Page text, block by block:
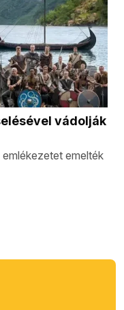
vádolják
emelték